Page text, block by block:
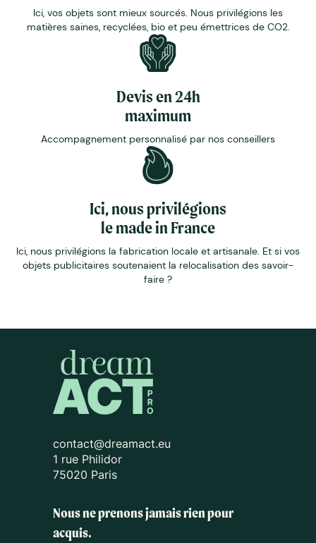
Ici, vos objets sont mieux sourcés. Nous privilégions les
matières saines, recyclées, bio et peu émettrices de CO2.
Devis en 24h
maximum
Accompagnement personnalisé par nos conseillers
Ici, nous privilégions
le made in France
Ici, nous privilégions la fabrication locale et artisanale. Et si vos
objets publicitaires soutenaient la relocalisation des savoir-
faire ?
contact@dreamact.eu
1 rue Philidor
75020 Paris
Nous ne prenons jamais rien pour
acquis.